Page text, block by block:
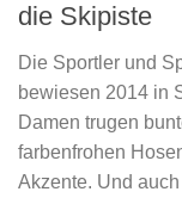
die Skipiste
Die Sportler und
bewiesen 2014 in
Damen trugen
farbenfrohen
Akzente. Und